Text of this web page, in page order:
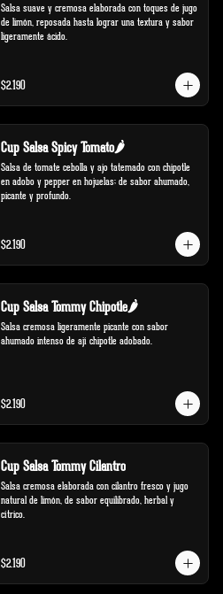
Salsa suave y cremosa elaborada con toques de jugo
de limón, reposada hasta lograr una textura y sabor
ligeramente ácido.
$2.190
Cup Salsa Spicy Tomato🌶️
Salsa de tomate cebolla y ajo tatemado con chipotle
en adobo y pepper en hojuelas; de sabor ahumado,
picante y profundo.
$2.190
Cup Salsa Tommy Chipotle🌶️
Salsa cremosa ligeramente picante con sabor
ahumado intenso de ají chipotle adobado.
$2.190
Cup Salsa Tommy Cilantro
Salsa cremosa elaborada con cilantro fresco y jugo
natural de limón, de sabor equilibrado, herbal y
cítrico.
$2.190